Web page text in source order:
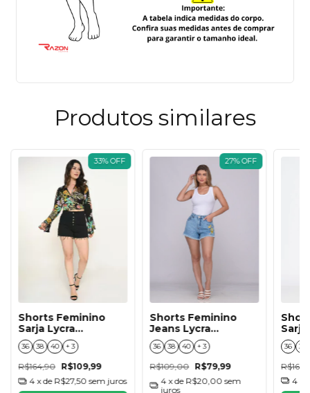
Produtos similares
33%OFF
Shorts Feminino
Sarja Lycra
Boyfriend Preto
36 38 40 + 3
R$164,90
R$109,99
4 x de R$27,50 sem juros
27%OFF
Shorts Feminino
Jeans Lycra
Boyfriend Com
Bordado Super
Stone
36 38 40 + 3
R$109,00 R$79,99
4 x de R$20,00 sem
juros
36 38
4